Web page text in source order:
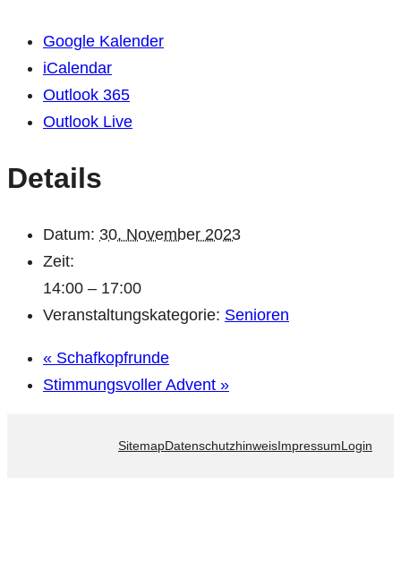
Google Kalender
iCalendar
Outlook 365
Outlook Live
Details
Datum: 30. November 2023
Zeit:
14:00 – 17:00
Veranstaltungskategorie: Senioren
« Schafkopfrunde
Stimmungsvoller Advent »
SitemapDatenschutzhinweisImpressumLogin